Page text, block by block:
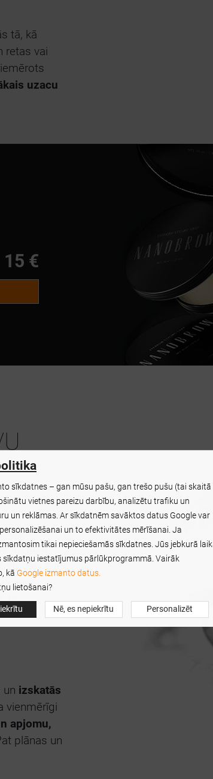
tā, kā
retas vai
uzacu
15 €
Vai
pomādu
jūsu
uzacu
var
un izskatās
vienmērīgi
apjomu,
plānas un
sīkdatnes – gan mūsu pašu, gan trešo pušu (tai skaitā
vietnes pareizu darbību, analizētu trafiku un
un reklāmas. Ar sīkdatnēm savāktos datus Google var
un to efektivitātes mērīšanai. Ja
tikai nepieciešamās sīkdatnes. Jūs jebkurā
iestatījumus pārlūkprogrammā. Vairāk
kā Google izmanto datus.
lietošanai?
Nē, es nepiekrītu Personalizēt